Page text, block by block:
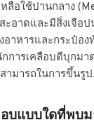
ลือใช้ปานกลาง
ะอาดและมีสิ่งเจือ
าหารและกระป๋อง
การเคลือบดีบุกมา
ามารถในการขึ้นรูป.
บแบบใดที่พบ